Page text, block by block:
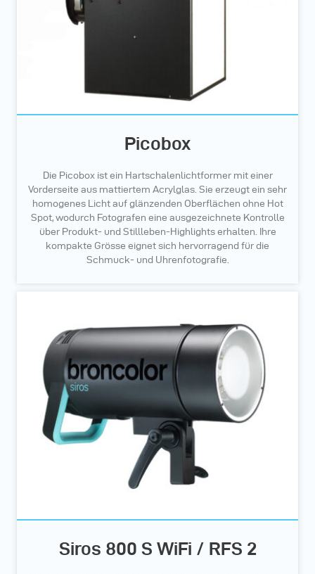
Picobox
Die Picobox ist ein Hartschalenlichtformer mit einer
Vorderseite aus mattiertem Acrylglas. Sie erzeugt ein sehr
homogenes Licht auf glänzenden Oberflächen ohne Hot
Spot, wodurch Fotografen eine ausgezeichnete Kontrolle
über Produkt- und Stillleben-Highlights erhalten. Ihre
kompakte Grösse eignet sich hervorragend für die
Schmuck- und Uhrenfotografie.
Siros 800 S WiFi / RFS 2